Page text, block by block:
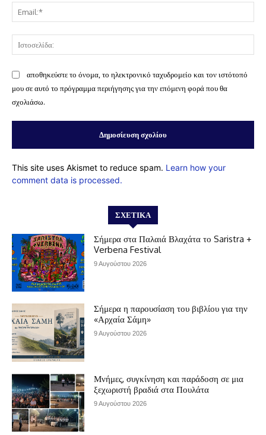
αποθηκεύστε το όνομα, το ηλεκτρονικό ταχυδρομείο και τον ιστότοπό
μου σε αυτό το πρόγραμμα περιήγησης για την επόμενη φορά που θα
σχολιάσω.
This site uses Akismet to reduce spam. Learn how your
comment data is processed.
ΣΧΕΤΙΚΆ
Σήμερα στα Παλαιά Βλαχάτα το Saristra +
Verbena Festival
9 Αυγούστου 2026
Σήμερα η παρουσίαση του βιβλίου για την
«Αρχαία Σάμη»
9 Αυγούστου 2026
Μνήμες, συγκίνηση και παράδοση σε μια
ξεχωριστή βραδιά στα Πουλάτα
9 Αυγούστου 2026